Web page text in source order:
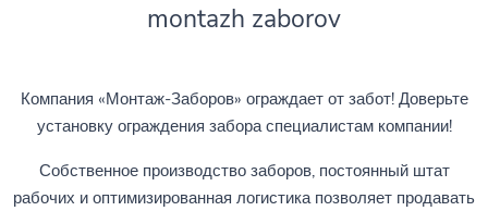
montazh zaborov
Компания «Монтаж-Заборов» ограждает от забот! Доверьте
установку ограждения забора специалистам компании!
Собственное производство заборов, постоянный штат
рабочих и оптимизированная логистика позволяет продавать